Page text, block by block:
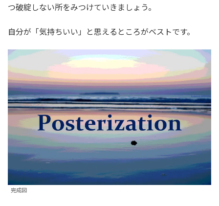
つ破綻しない所をみつけていきましょう。
自分が「気持ちいい」と思えるところがベストです。
完成図